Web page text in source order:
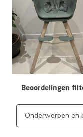
Beoordelingen
Onderwerpen en